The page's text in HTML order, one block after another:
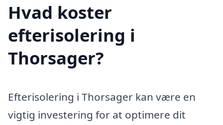
Hvad koster
efterisolering i
Thorsager?
Efterisolering i Thorsager kan være en
vigtig investering for at optimere dit